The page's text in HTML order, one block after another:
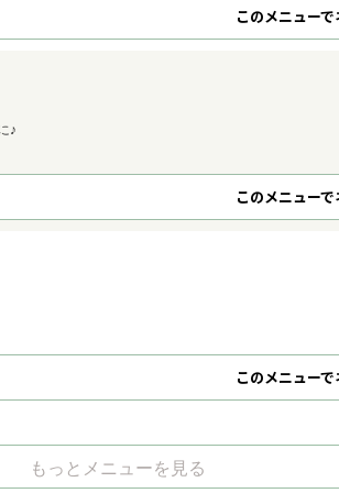
このメニュー
♪
このメニュー
このメニュー
もっとメニューを見る